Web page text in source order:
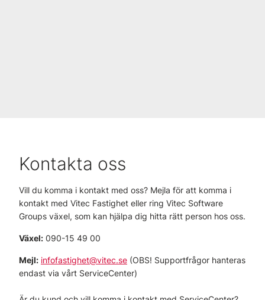
Kontakta oss
Vill du komma i kontakt med oss? Mejla för att komma i
kontakt med Vitec Fastighet eller ring Vitec Software
Groups växel, som kan hjälpa dig hitta rätt person hos oss.
Växel: 090-15 49 00
Mejl: infofastighet@vitec.se (OBS! Supportfrågor hanteras
endast via vårt ServiceCenter)